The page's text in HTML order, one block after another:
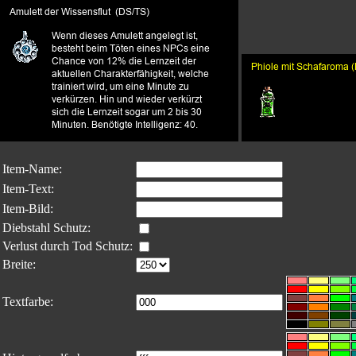
Item-Name:
Item-Text:
Item-Bild:
Diebstahl Schutz:
Verlust durch Tod Schutz:
Breite:
Textfarbe: